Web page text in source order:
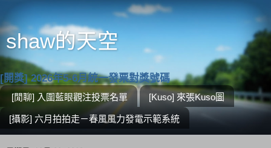
shaw的天空
[開獎] 2026年5-6月統一發票對獎號碼
[閒聊] 入圍藍眼觀注投票名單 [Kuso] 來張Kuso圖
[攝影] 六月拍拍走－春風風力發電示範系統